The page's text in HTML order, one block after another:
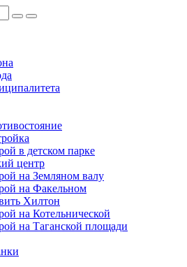
в детском парке
центр
на Земляном валу
на Факельном
Хилтон
на Котельнической
на Таганской площади